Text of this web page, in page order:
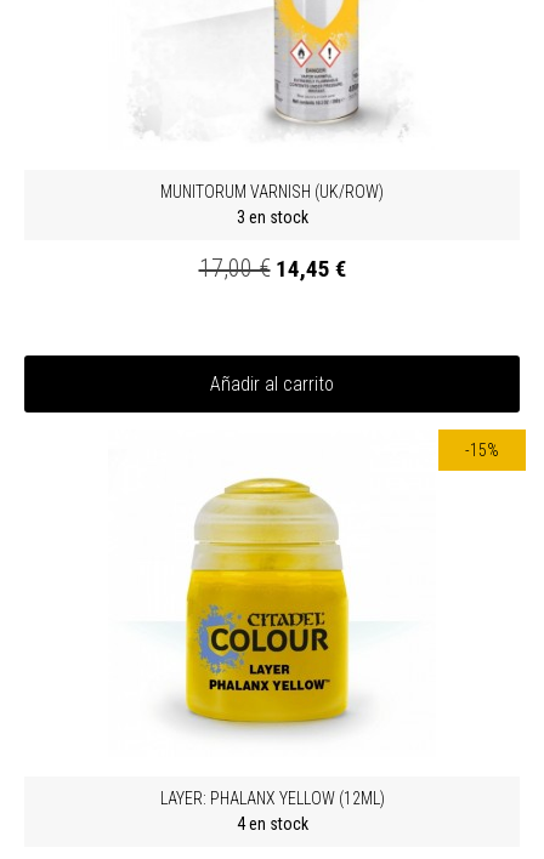
MUNITORUM VARNISH (UK/ROW)
3 en stock
17,00 € 14,45 €
Añadir al carrito
-15%
LAYER: PHALANX YELLOW (12ML)
4 en stock